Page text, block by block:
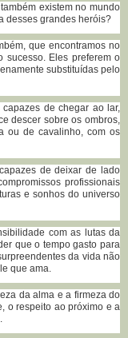
existem no mundo
desses grandes heróis?
que encontramos no
sucesso. Eles preferem o
substituídas pelo
de chegar ao lar,
descer sobre os ombros,
ou de cavalinho, com os
de deixar de lado
profissionais
e sonhos do universo
com as lutas da
que o tempo gasto para
da vida não
que ama.
da alma e a firmeza do
o respeito ao próximo e a